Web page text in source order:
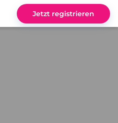
Jetzt registrieren